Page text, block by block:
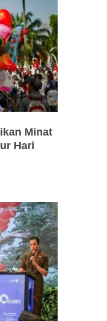
Minat
Hari